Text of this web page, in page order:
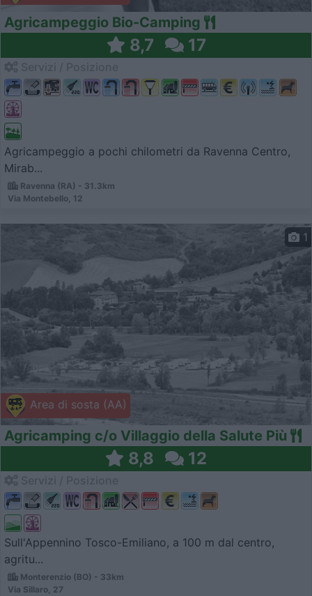
Agricampeggio Bio-Camping
8,7 17
Agricampeggio a pochi chilometri da Ravenna Centro,
Mirab...
Ravenna (RA) - 31.3km
Via Montebello, 12
Area di sosta (AA)
1
Agricamping c/o Villaggio della Salute Più
8,8 12
Sull'Appennino Tosco-Emiliano, a 100 m dal centro,
agritu...
Monterenzio (BO) - 33km
Via Sillaro, 27